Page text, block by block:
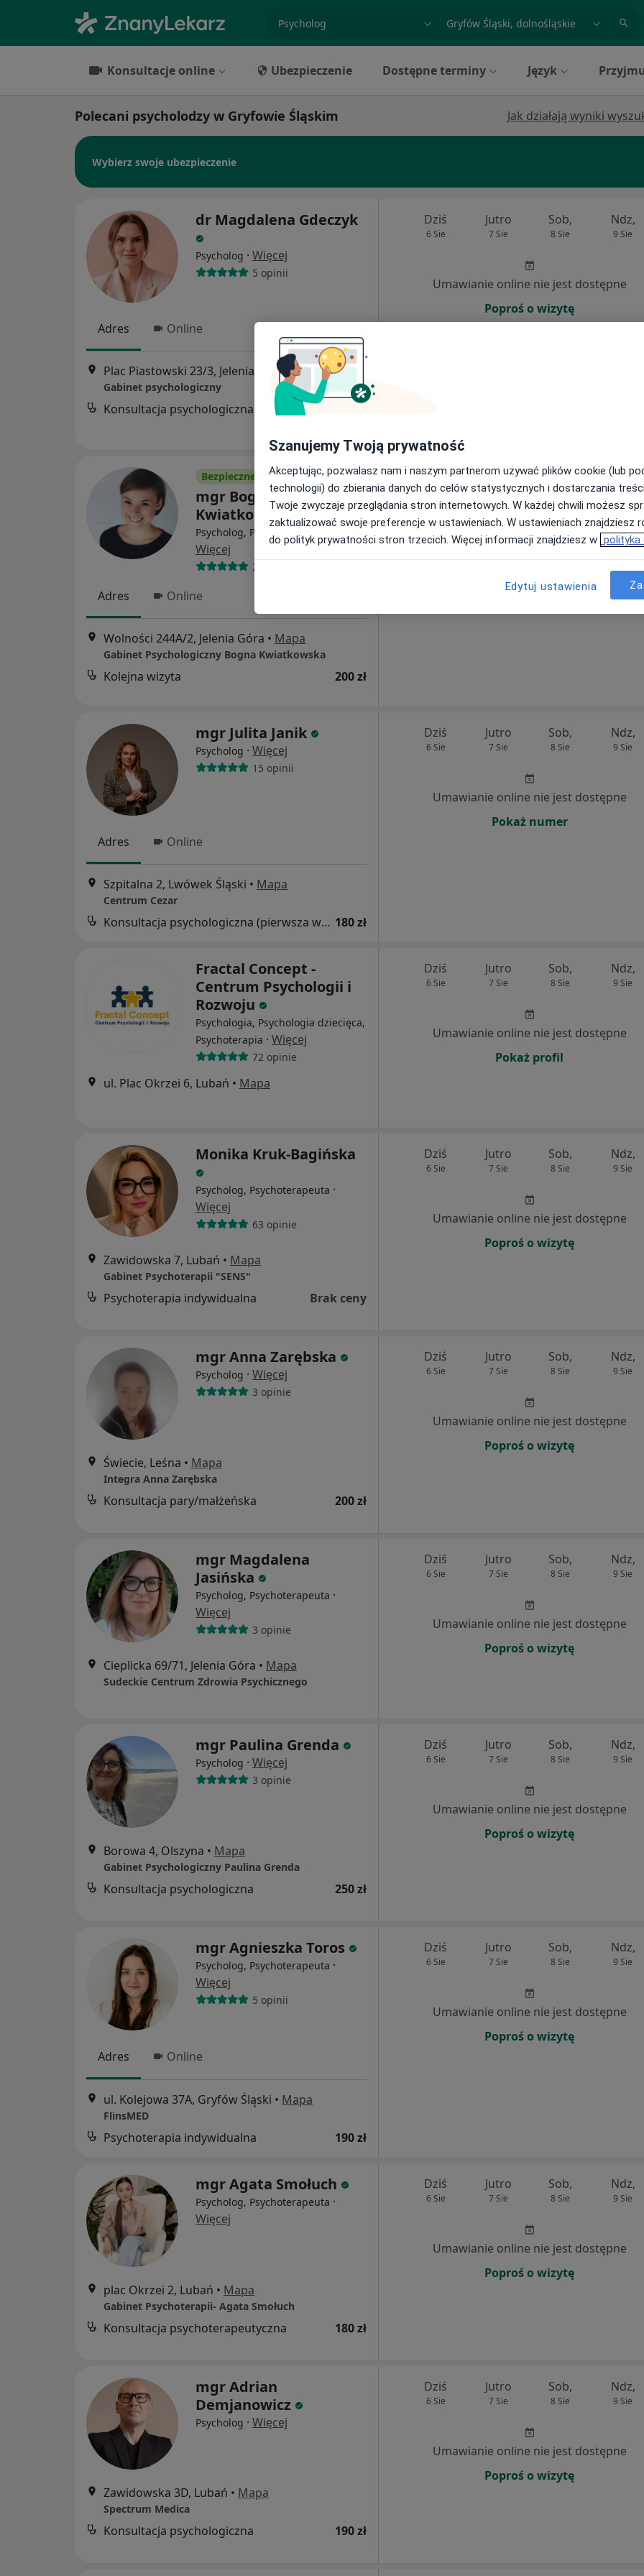
specjalizacja, badanie lub nazwiskomiasto lub dzielnica
Konsultacje online Ubezpieczenie Dostępne terminy Język
Polecani psycholodzy w Gryfowie Śląskim Jak działają wyniki
Wybierz swoje ubezpieczenie
dr Magdalena Gdeczyk
Psycholog · Więcej
5 opinii
Adres Online
Plac Piastowski 23/3, Jelenia Góra • Mapa
Gabinet psychologiczny
Konsultacja psychologiczna
Dziś
6 Sie
Jutro
7 Sie
Sob,
8 Sie
Ndz,
9 Sie
Umawianie online nie jest dostępne
Poproś o wizytę
Bezpieczne płatności
mgr Bogna
Kwiatkowska
Psycholog, Psychoterapeuta
Więcej
22 opinie
Adres Online
Wolności 244A/2, Jelenia Góra • Mapa
Gabinet Psychologiczny Bogna Kwiatkowska
Kolejna wizyta 200 zł
Dziś
6 Sie
Jutro
7 Sie
Sob,
8 Sie
Ndz,
9 Sie
Umawianie online nie jest dostępne
mgr Julita Janik
Psycholog · Więcej
15 opinii
Adres Online
Szpitalna 2, Lwówek Śląski • Mapa
Centrum Cezar
Konsultacja psychologiczna (pierwsza wizyta) 180 zł
Dziś
6 Sie
Jutro
7 Sie
Sob,
8 Sie
Ndz,
9 Sie
Umawianie online nie jest dostępne
Pokaż numer
Fractal Concept -
Centrum Psychologii i
Rozwoju
Psychologia, Psychologia dziecięca,
Psychoterapia · Więcej
72 opinie
ul. Plac Okrzei 6, Lubań • Mapa
Dziś
6 Sie
Jutro
7 Sie
Sob,
8 Sie
Ndz,
9 Sie
Umawianie online nie jest dostępne
Pokaż profil
Monika Kruk-Bagińska
Psycholog, Psychoterapeuta ·
Więcej
63 opinie
Zawidowska 7, Lubań • Mapa
Gabinet Psychoterapii "SENS"
Psychoterapia indywidualna Brak ceny
Dziś
6 Sie
Jutro
7 Sie
Sob,
8 Sie
Ndz,
9 Sie
Umawianie online nie jest dostępne
Poproś o wizytę
mgr Anna Zarębska
Psycholog · Więcej
3 opinie
Świecie, Leśna • Mapa
Integra Anna Zarębska
Konsultacja pary/małżeńska 200 zł
Dziś
6 Sie
Jutro
7 Sie
Sob,
8 Sie
Ndz,
9 Sie
Umawianie online nie jest dostępne
Poproś o wizytę
mgr Magdalena
Jasińska
Psycholog, Psychoterapeuta ·
Więcej
3 opinie
Cieplicka 69/71, Jelenia Góra • Mapa
Sudeckie Centrum Zdrowia Psychicznego
Dziś
6 Sie
Jutro
7 Sie
Sob,
8 Sie
Ndz,
9 Sie
Umawianie online nie jest dostępne
Poproś o wizytę
mgr Paulina Grenda
Psycholog · Więcej
3 opinie
Borowa 4, Olszyna • Mapa
Gabinet Psychologiczny Paulina Grenda
Konsultacja psychologiczna 250 zł
Dziś
6 Sie
Jutro
7 Sie
Sob,
8 Sie
Ndz,
9 Sie
Umawianie online nie jest dostępne
Poproś o wizytę
mgr Agnieszka Toros
Psycholog, Psychoterapeuta ·
Więcej
5 opinii
Adres Online
ul. Kolejowa 37A, Gryfów Śląski • Mapa
FlinsMED
Psychoterapia indywidualna 190 zł
Dziś
6 Sie
Jutro
7 Sie
Sob,
8 Sie
Ndz,
9 Sie
Umawianie online nie jest dostępne
Poproś o wizytę
mgr Agata Smołuch
Psycholog, Psychoterapeuta ·
Więcej
plac Okrzei 2, Lubań • Mapa
Gabinet Psychoterapii- Agata Smołuch
Konsultacja psychoterapeutyczna 180 zł
Dziś
6 Sie
Jutro
7 Sie
Sob,
8 Sie
Ndz,
9 Sie
Umawianie online nie jest dostępne
Poproś o wizytę
mgr Adrian
Demjanowicz
Psycholog · Więcej
Zawidowska 3D, Lubań • Mapa
Spectrum Medica
Konsultacja psychologiczna 190 zł
Dziś
6 Sie
Jutro
7 Sie
Sob,
8 Sie
Ndz,
9 Sie
Umawianie online nie jest dostępne
Poproś o wizytę
Szanujemy Twoją prywatność
Akceptując, pozwalasz nam i naszym partnerom używać plików cookie (lub
technologii) do zbierania danych do celów statystycznych i dostarczania
Twoje zwyczaje przeglądania stron internetowych. W każdej chwili możesz
zaktualizować swoje preferencje w ustawieniach. W ustawieniach znajdziesz
do polityk prywatności stron trzecich. Więcej informacji znajdziesz w polityka
Edytuj ustawienia